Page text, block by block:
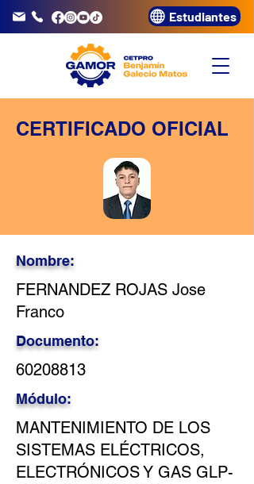
3320072 Estudiantes
CERTIFICADO OFICIAL
Nombre:
FERNANDEZ ROJAS Jose
Franco
Documento:
60208813
Módulo:
MANTENIMIENTO DE LOS
SISTEMAS ELÉCTRICOS,
ELECTRÓNICOS Y GAS GLP-